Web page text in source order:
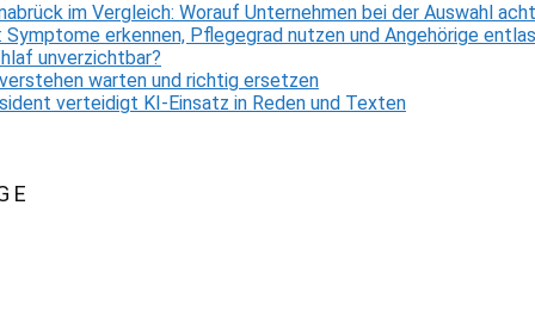
im Vergleich: Worauf Unternehmen bei der Auswahl
Symptome erkennen, Pflegegrad nutzen und Angehörige
unverzichtbar?
warten und richtig ersetzen
verteidigt KI-Einsatz in Reden und Texten